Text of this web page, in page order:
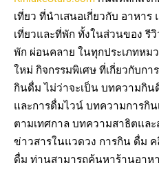
เที่ยว ที่นำเสนอเกี่ยวกับ อาหา
เที่ยวและที่พัก ทั้งในส่วนของ รี
พัก ผ่อนคลาย ในทุกประเภทหม
ใหม่ กิจกรรมพิเศษ ที่เกี่ยวกับก
กินดื่ม ไม่ว่าจะเป็น บทความกิน
และการดื่มไวน์ บทความการกิ
ตามเทศกาล บทความสาธิตแล
ข่าวสารในแวดวง การกิน ดื่ม
ดื่ม ท่านสามารถค้นหาร้านอา